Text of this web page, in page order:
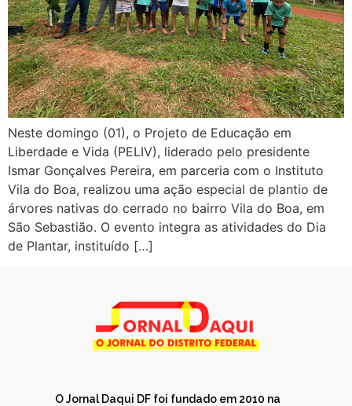
Neste domingo (01), o Projeto de Educação em
Liberdade e Vida (PELIV), liderado pelo presidente
Ismar Gonçalves Pereira, em parceria com o Instituto
Vila do Boa, realizou uma ação especial de plantio de
árvores nativas do cerrado no bairro Vila do Boa, em
São Sebastião. O evento integra as atividades do Dia
de Plantar, instituído […]
O Jornal Daqui DF foi fundado em 2010 na